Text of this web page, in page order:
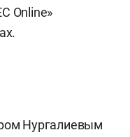
Online»
Нургалиевым